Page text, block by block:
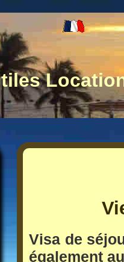
Visa de
également